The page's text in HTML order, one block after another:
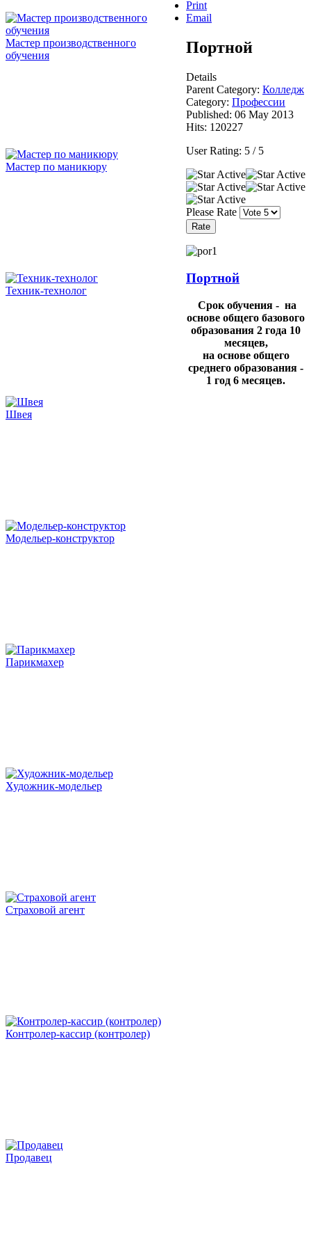
Мастер производственного
обучения
Мастер по маникюру
Техник-технолог
Швея
Модельер-конструктор
Парикмахер
Художник-модельер
Страховой агент
Контролер-кассир (контролер)
Продавец
Print
Email
Портной
Details
Parent Category: Колледж
Category: Профессии
Published: 06 May 2013
Hits: 120227
User Rating: 5 / 5
Please Rate
Портной
Срок обучения - на
основе общего базового
образования 2 года 10
месяцев,
на основе общего
среднего образования -
1 год 6 месяцев.